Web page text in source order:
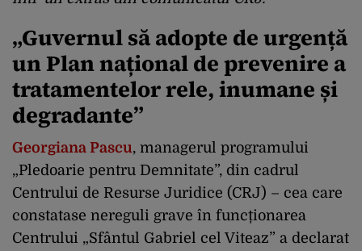
„Guvernul să adopte de urgență
un Plan național de prevenire a
tratamentelor rele, inumane și
degradante”
Georgiana Pascu, managerul programului
„Pledoarie pentru Demnitate”, din cadrul
Centrului de Resurse Juridice (CRJ) – cea care
constatase nereguli grave în funcționarea
Centrului „Sfântul Gabriel cel Viteaz” a declarat